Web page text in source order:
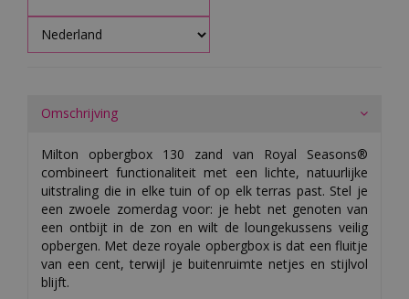
Omschrijving
Milton opbergbox 130 zand van Royal Seasons®
combineert functionaliteit met een lichte, natuurlijke
uitstraling die in elke tuin of op elk terras past. Stel je
een zwoele zomerdag voor: je hebt net genoten van
een ontbijt in de zon en wilt de loungekussens veilig
opbergen. Met deze royale opbergbox is dat een fluitje
van een cent, terwijl je buitenruimte netjes en stijlvol
blijft.